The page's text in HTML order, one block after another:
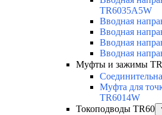
TR6035A5W
Вводная
Вводная
Вводная
Вводная
Муфты и зажимы
Муфта для
TR6014W
Токоподводы TR60